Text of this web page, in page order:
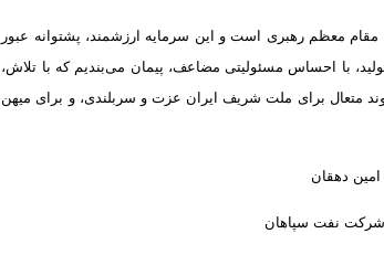
معظم رهبری است و این سرمایه ارزشمند، پشتوانه عبور
با احساس مسئولیتی مضاعف، پیمان می‌بندیم که با تلاش،
متعال برای ملت شریف ایران عزت و سربلندی، و برای میهن